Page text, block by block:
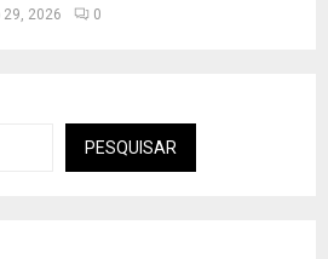
29, 2026 0
PESQUISAR